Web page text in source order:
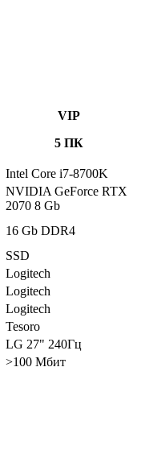
VIP
5 ПК
Intel Core i7-8700K
NVIDIA GeForce RTX
2070 8 Gb
16 Gb DDR4
SSD
Logitech
Logitech
Logitech
Tesoro
LG 27" 240Гц
>100 Мбит